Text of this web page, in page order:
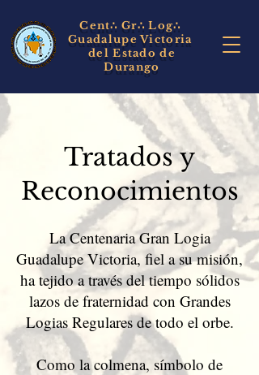
Cent∴ Gr∴Log∴
Guadalupe Victoria
del Estado de
Durango
Tratados y
Reconocimientos
La Centenaria Gran Logia
Guadalupe Victoria, fiel a su misión,
ha tejido a través del tiempo sólidos
lazos de fraternidad con Grandes
Logias Regulares de todo el orbe.
Como la colmena, símbolo de